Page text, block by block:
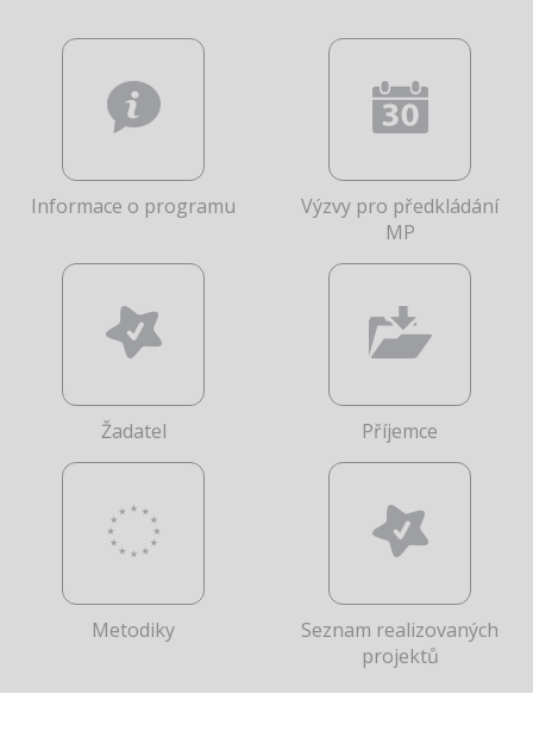
Informace o programu
Výzvy pro předkládání
MP
Žadatel Příjemce
Metodiky
Seznam realizovaných
projektů